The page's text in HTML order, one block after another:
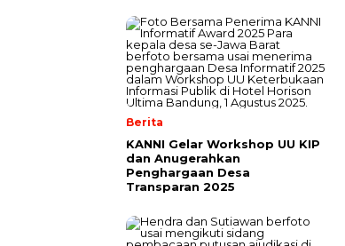
Berita
KANNI Gelar Workshop UU KIP
dan Anugerahkan
Penghargaan Desa
Transparan 2025